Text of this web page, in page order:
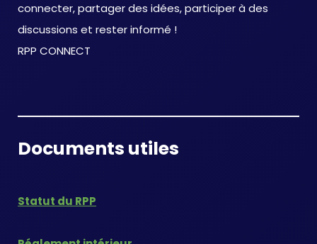
connecter, partager des idées, participer à des
discussions et rester informé !
RPP CONNECT
Documents utiles
Statut du RPP